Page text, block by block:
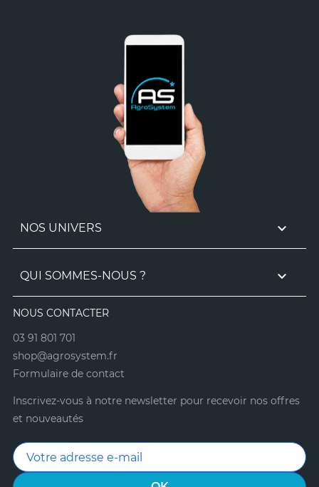
NOS UNIVERS 
QUI SOMMES-NOUS ? 
NOUS CONTACTER
03 91 801 701
shop@agrosystem.fr
Formulaire de contact
Inscrivez-vous à notre newsletter pour recevoir nos offres
et nouveautés